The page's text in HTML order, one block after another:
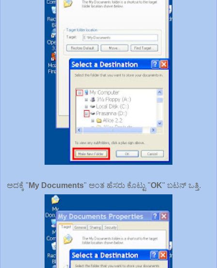
ಅದಕ್ಕೆ " My Documents" ಅಂತ ಹೆಸರು ಕೊಟ್ಟು "OK" ಬಟನ್ ಒತ್ತಿ.